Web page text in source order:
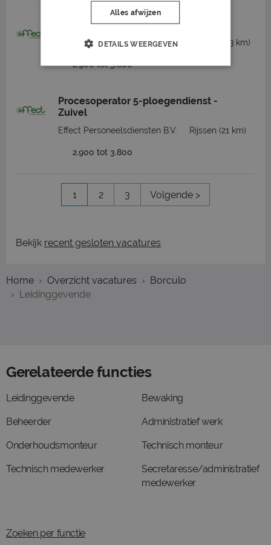
Timmerman
Effect Personeelsdiensten B.V. (13 km)
2.900 tot 3.600
Procesoperator 5-ploegendienst -
Zuivel
Effect Personeelsdiensten B.V. Rijssen (21 km)
2.900 tot 3.800
1 2 3 Volgende >
Bekijk recent gesloten vacatures
Home Overzicht vacatures
Borculo
Leidinggevende
Gerelateerde functies
Leidinggevende
Beheerder
Onderhoudsmonteur
Technisch medewerker
Bewaking
Administratief werk
Technisch monteur
Secretaresse/administratief
medewerker
Zoeken per functie
Alles afwijzen
DETAILS WEERGEVEN